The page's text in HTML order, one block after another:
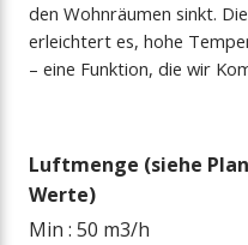
den Wohnräumen sinkt.
erleichtert es, hohe
– eine Funktion, die wir
Luftmenge (siehe
Werte)
Min : 50 m3/h